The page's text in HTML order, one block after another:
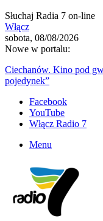
Słuchaj Radia 7 on-line
Włącz
sobota, 08/08/2026
Nowe w portalu:
Ciechanów. Kino pod
pojedynek”
Facebook
YouTube
Włącz Radio 7
Menu